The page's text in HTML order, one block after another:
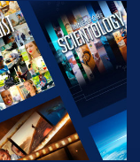
UTFORSK
SERIEN